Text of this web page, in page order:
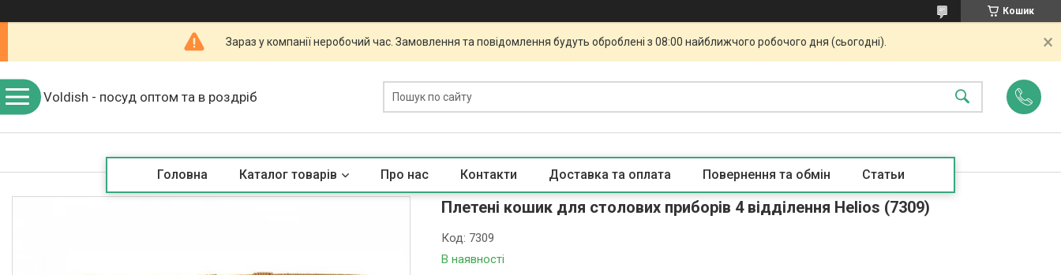
Кошик
Зараз у компанії неробочий час. Замовлення та повідомлення будуть оброблені з 08:00 найближчого робочого дня (сьогодні).
Voldish - посуд оптом та в роздріб
Головна Каталог товарів Про нас Контакти Доставка та оплата Повернення та обмін Статьи
Плетені кошик для столових приборів 4 відділення Helios (7309)
В наявності
Код: 7309